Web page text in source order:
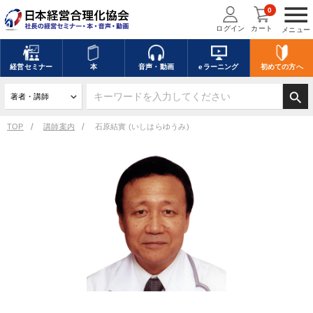
menu
メニュー
ログイン カート
0
経営セミナー 本 音声・動画 eラーニング 初めての方へ
search
TOP 講師案内 石原結實 (いしはらゆうみ)